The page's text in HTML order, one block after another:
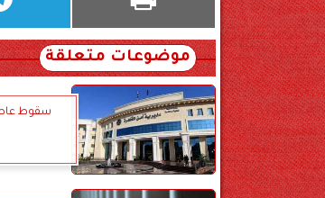
موضوعات متعلقة
سقوط